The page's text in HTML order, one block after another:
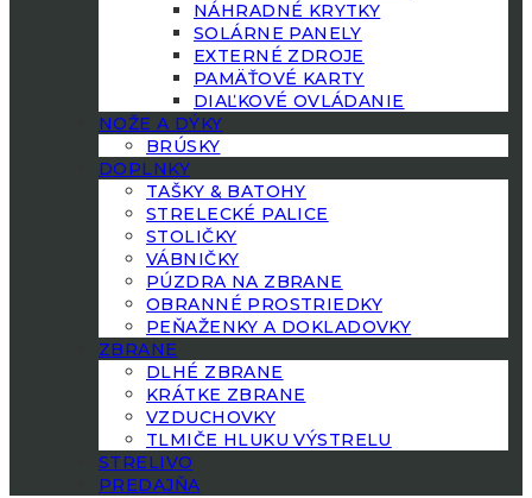
NÁHRADNÉ KRYTKY
SOLÁRNE PANELY
EXTERNÉ ZDROJE
PAMÄŤOVÉ KARTY
DIAĽKOVÉ OVLÁDANIE
NOŽE A DÝKY
BRÚSKY
DOPLNKY
TAŠKY & BATOHY
STRELECKÉ PALICE
STOLIČKY
VÁBNIČKY
PÚZDRA NA ZBRANE
OBRANNÉ PROSTRIEDKY
PEŇAŽENKY A DOKLADOVKY
ZBRANE
DLHÉ ZBRANE
KRÁTKE ZBRANE
VZDUCHOVKY
TLMIČE HLUKU VÝSTRELU
STRELIVO
PREDAJŇA